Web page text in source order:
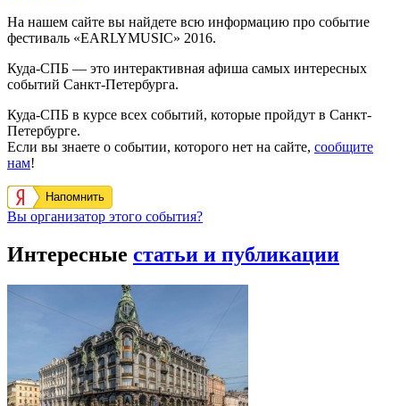
На нашем сайте вы найдете всю информацию про событие
фестиваль «EARLYMUSIC» 2016.
Куда-СПБ — это интерактивная афиша самых интересных
событий Санкт-Петербурга.
Куда-СПБ в курсе всех событий, которые пройдут в Санкт-
Петербурге.
Если вы знаете о событии, которого нет на сайте, сообщите
нам!
Напомнить
Вы организатор этого события?
Интересные статьи и публикации